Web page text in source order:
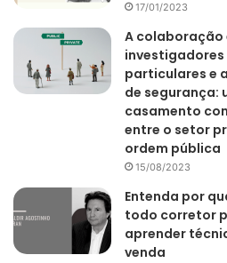
17/01/2023
A colaboração
investigadores
particulares e
de segurança:
casamento
entre o setor
ordem pública
15/08/2023
Entenda por
todo corretor
aprender
venda